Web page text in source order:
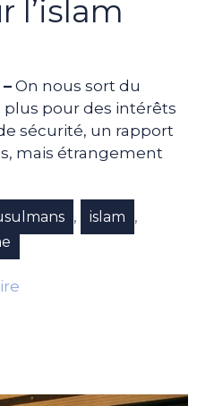
l’islam
On nous sort du
plus pour des intérêts
sécurité, un rapport
mais étrangement
, islam ,